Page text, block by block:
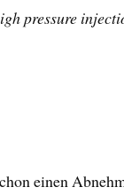
pressure
einen